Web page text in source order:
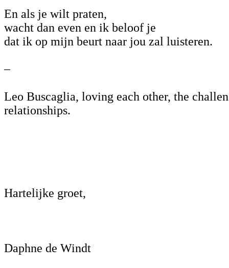
En als je wilt praten,
wacht dan even en ik beloof je
dat ik op mijn beurt naar jou zal luisteren.
–
Leo Buscaglia, loving each other, the
relationships.
Hartelijke groet,
Daphne de Windt